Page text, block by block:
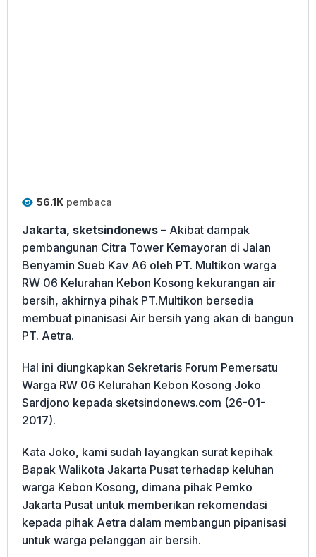
56.1K pembaca
Jakarta, sketsindonews – Akibat dampak
pembangunan Citra Tower Kemayoran di Jalan
Benyamin Sueb Kav A6 oleh PT. Multikon warga
RW 06 Kelurahan Kebon Kosong kekurangan air
bersih, akhirnya pihak PT.Multikon bersedia
membuat pinanisasi Air bersih yang akan di bangun
PT. Aetra.
Hal ini diungkapkan Sekretaris Forum Pemersatu
Warga RW 06 Kelurahan Kebon Kosong Joko
Sardjono kepada sketsindonews.com (26-01-
2017).
Kata Joko, kami sudah layangkan surat kepihak
Bapak Walikota Jakarta Pusat terhadap keluhan
warga Kebon Kosong, dimana pihak Pemko
Jakarta Pusat untuk memberikan rekomendasi
kepada pihak Aetra dalam membangun pipanisasi
untuk warga pelanggan air bersih.